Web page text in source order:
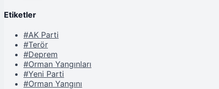
Etiketler
#AK Parti
#Terör
#Deprem
#Orman Yangınları
#Yeni Parti
#Orman Yangını